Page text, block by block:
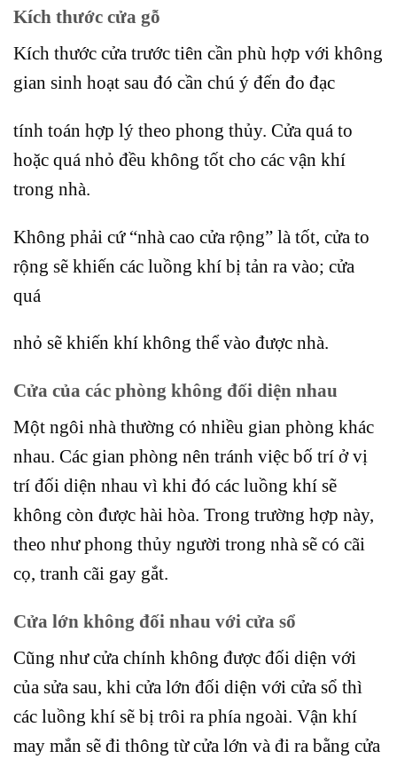
Kích thước cửa gỗ
Kích thước cửa trước tiên cần phù hợp với không
gian sinh hoạt sau đó cần chú ý đến đo đạc
tính toán hợp lý theo phong thủy. Cửa quá to
hoặc quá nhỏ đều không tốt cho các vận khí
trong nhà.
Không phải cứ “nhà cao cửa rộng” là tốt, cửa to
rộng sẽ khiến các luồng khí bị tản ra vào; cửa
quá
nhỏ sẽ khiến khí không thể vào được nhà.
Cửa của các phòng không đối diện nhau
Một ngôi nhà thường có nhiều gian phòng khác
nhau. Các gian phòng nên tránh việc bố trí ở vị
trí đối diện nhau vì khi đó các luồng khí sẽ
không còn được hài hòa. Trong trường hợp này,
theo như phong thủy người trong nhà sẽ có cãi
cọ, tranh cãi gay gắt.
Cửa lớn không đối nhau với cửa sổ
Cũng như cửa chính không được đối diện với
của sửa sau, khi cửa lớn đối diện với cửa sổ thì
các luồng khí sẽ bị trôi ra phía ngoài. Vận khí
may mắn sẽ đi thông từ cửa lớn và đi ra bằng cửa